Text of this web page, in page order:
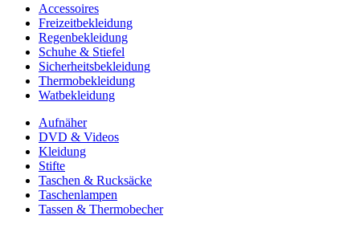
Accessoires
Freizeitbekleidung
Regenbekleidung
Schuhe & Stiefel
Sicherheitsbekleidung
Thermobekleidung
Watbekleidung
Aufnäher
DVD & Videos
Kleidung
Stifte
Taschen & Rucksäcke
Taschenlampen
Tassen & Thermobecher